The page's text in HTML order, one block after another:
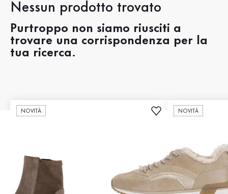
Nessun prodotto trovato
Purtroppo non siamo riusciti a
trovare una corrispondenza per la
tua ricerca.
NOVITÀ NOVITÀ